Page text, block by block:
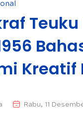
Kreatif
Rabu, 11